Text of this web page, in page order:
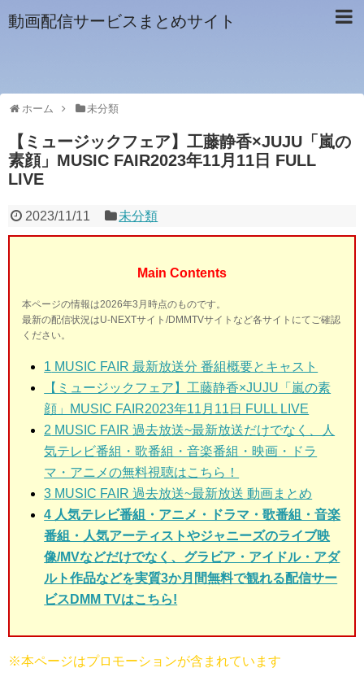
動画配信サービスまとめサイト
ホーム 未分類
【ミュージックフェア】工藤静香×JUJU「嵐の
素顔」MUSIC FAIR2023年11月11日 FULL
LIVE
2023/11/11 未分類
Main Contents
本ページの情報は2026年3月時点のものです。
最新の配信状況はU-NEXTサイト/DMMTVサイトなど各サイトにてご確認
ください。
1 MUSIC FAIR 最新放送分 番組概要とキャスト
【ミュージックフェア】工藤静香×JUJU「嵐の素
顔」MUSIC FAIR2023年11月11日 FULL LIVE
2 MUSIC FAIR 過去放送~最新放送だけでなく、人
気テレビ番組・歌番組・音楽番組・映画・ドラ
マ・アニメの無料視聴はこちら！
3 MUSIC FAIR 過去放送~最新放送 動画まとめ
4 人気テレビ番組・アニメ・ドラマ・歌番組・音楽
番組・人気アーティストやジャニーズのライブ映
像/MVなどだけでなく、グラビア・アイドル・アダ
ルト作品などを実質3か月間無料で観れる配信サー
ビスDMM TVはこちら!
※本ページはプロモーションが含まれています